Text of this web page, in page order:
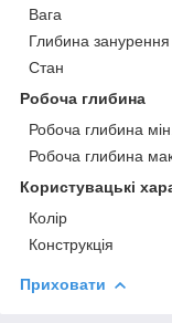
Вага
Глибина занурення
Стан
Робоча глибина
Робоча глибина мін.
Робоча глибина
Користувацькі
Колір
Конструкція
Приховати